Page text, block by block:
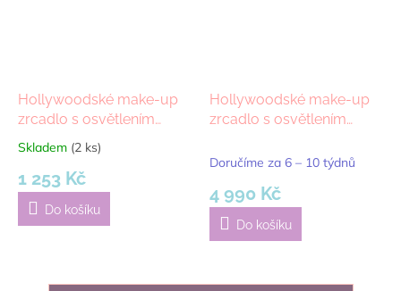
Hollywoodské make-up
zrcadlo s osvětlením
MMIRO SR504R 36 x47
cm | bílá
Průměrné
produktu
5,0
Skladem (2 ks)
1 253 Kč
Do košíku
Hollywoodské make-up
zrcadlo s osvětlením
cm | stříbrná
Doručíme za 6 – 10 týdnů
4 990 Kč
Do košíku